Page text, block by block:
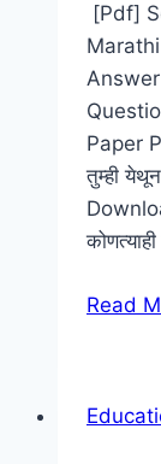
[Pdf]
Answer
Paper
तुम्ही
कोणत्याही
Read